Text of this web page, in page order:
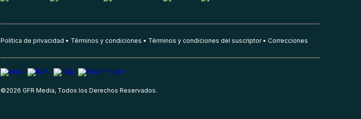
Política de privacidad Términos y condiciones Términos y condiciones del suscriptor Correcciones
©2026 GFR Media, Todos los Derechos Reservados.